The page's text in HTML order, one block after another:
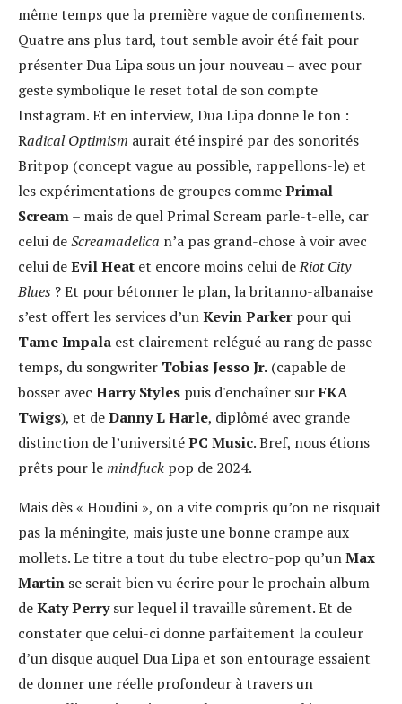
même temps que la première vague de confinements.
Quatre ans plus tard, tout semble avoir été fait pour
présenter Dua Lipa sous un jour nouveau – avec pour
geste symbolique le reset total de son compte
Instagram. Et en interview, Dua Lipa donne le ton :
Radical Optimism aurait été inspiré par des sonorités
Britpop (concept vague au possible, rappellons-le) et
les expérimentations de groupes commePrimal
Scream– mais de quel Primal Scream parle-t-elle, car
celui deScreamadelica n’a pas grand-chose à voir avec
celui deEvil Heat et encore moins celui deRiot City
Blues ? Et pour bétonner le plan, la britanno-albanaise
s’est offert les services d’unKevin Parker pour qui
Tame Impala est clairement relégué au rang de passe-
temps, du songwriter Tobias Jesso Jr. (capable de
bosser avec Harry Styles puis d'enchaîner surFKA
Twigs), et deDanny L Harle, diplômé avec grande
distinction de l’universitéPC Music. Bref, nous étions
prêts pour lemindfuck pop de 2024.
Mais dès « Houdini », on a vite compris qu’on ne risquait
pas la méningite, mais juste une bonne crampe aux
mollets. Le titre a tout du tube electro-pop qu’unMax
Martin se serait bien vu écrire pour le prochain album
deKaty Perrysur lequel il travaille sûrement. Et de
constater que celui-ci donne parfaitement la couleur
d’un disque auquel Dua Lipa et son entourage essaient
de donner une réelle profondeur à travers un